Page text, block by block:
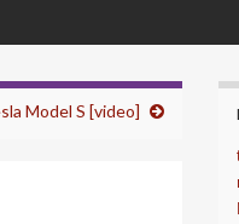
Model S [video]